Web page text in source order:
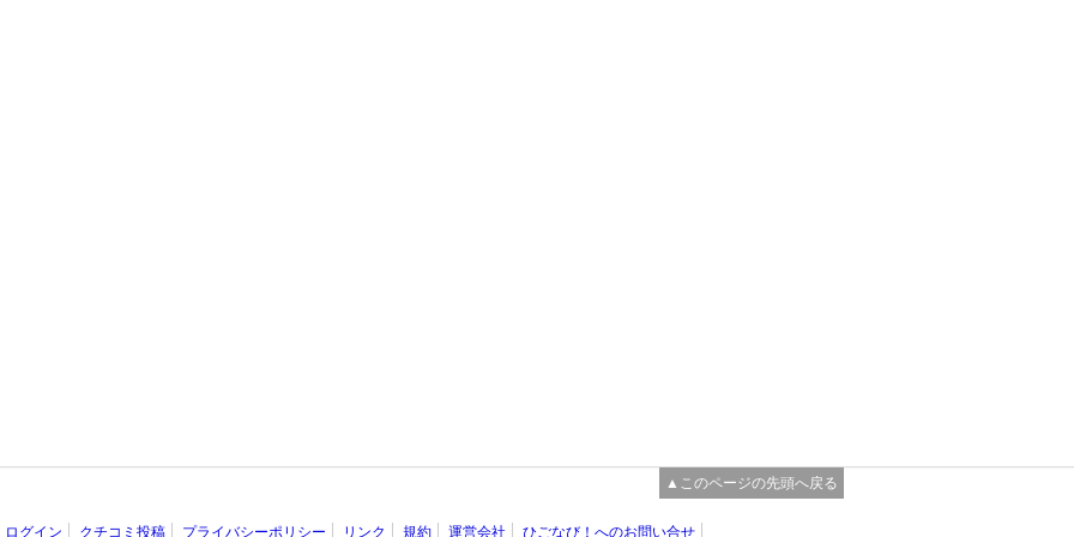
▲このページの先頭へ戻る
ログイン クチコミ投稿 プライバシーポリシー リンク 規約 運営会社 ひごなび！へのお問い合せ